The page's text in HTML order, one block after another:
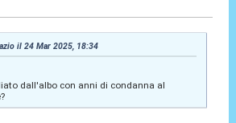
il 24 Mar 2025, 18:34
dall'albo con anni di condanna al